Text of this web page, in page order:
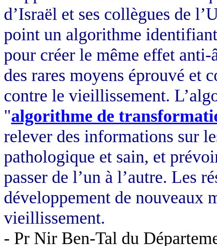
d’Israël et ses collègues de
point un algorithme
pour créer le même effet
des rares moyens éprouvé et
contre le vieillissement.
"algorithme de
relever des informations sur
pathologique et sain, et
passer de l’un à l’autre. Les
développement de nouveaux
vieillissement.
- Pr Nir Ben-Tal du